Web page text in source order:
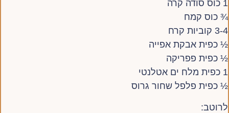
1 כוס סודה קרה
¾ כוס קמח
3-4 קוביות קרח
½ כפית אבקת אפייה
½ כפית פפריקה
1 כפית מלח ים אטלנטי
½ כפית פלפל שחור גרוס
לרוטב: